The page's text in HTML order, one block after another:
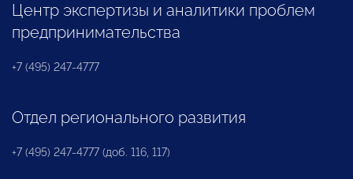
Центр экспертизы и аналитики проблем
предпринимательства
+7 (495) 247-4777
Отдел регионального развития
+7 (495) 247-4777 (доб. 116, 117)